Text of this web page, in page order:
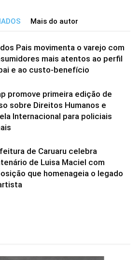
Mais do autor
Pais movimenta o varejo com
mais atentos ao perfil
e ao custo-benefício
promove primeira edição de
sobre Direitos Humanos e
Internacional para policiais
de Caruaru celebra
de Luisa Maciel com
que homenageia o legado